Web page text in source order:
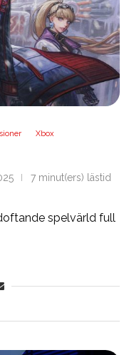
Xbox
7 minut(ers) lästid
spelvärld full